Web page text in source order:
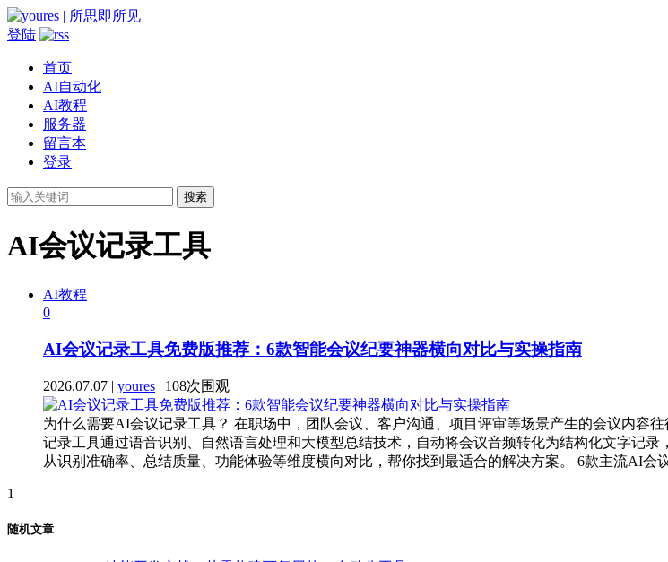
登陆
首页
AI自动化
AI教程
服务器
留言本
登录
搜索
AI会议记录工具
AI教程
0
AI会议记录工具免费版推荐：6款智能会议纪要神器横向对比与实操指南
2026.07.07 | youres | 108次围观
为什么需要AI会议记录工具？ 在职场中，团队会议、客户沟通、项目评审等场景产生的会议内容
记录工具通过语音识别、自然语言处理和大模型总结技术，自动将会议音频转化为结构化文字记
从识别准确率、总结质量、功能体验等维度横向对比，帮你找到最适合的解决方案。 6款主流AI会
1
随机文章